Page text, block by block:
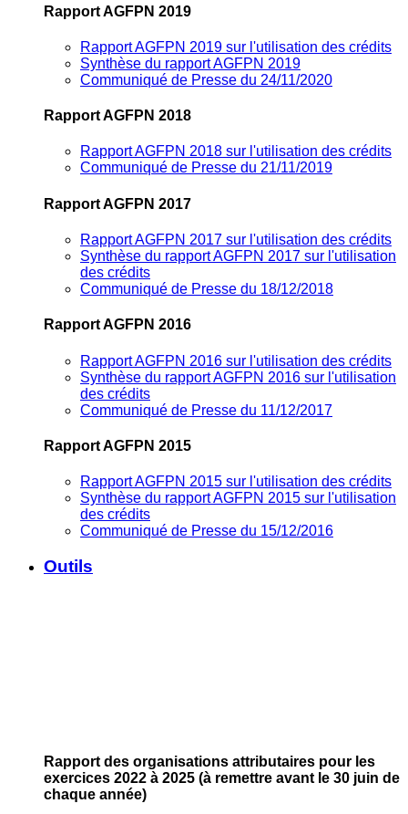
Rapport AGFPN 2019
Rapport AGFPN 2019 sur l'utilisation des crédits
Synthèse du rapport AGFPN 2019
Communiqué de Presse du 24/11/2020
Rapport AGFPN 2018
Rapport AGFPN 2018 sur l'utilisation des crédits
Communiqué de Presse du 21/11/2019
Rapport AGFPN 2017
Rapport AGFPN 2017 sur l'utilisation des crédits
Synthèse du rapport AGFPN 2017 sur l'utilisation
des crédits
Communiqué de Presse du 18/12/2018
Rapport AGFPN 2016
Rapport AGFPN 2016 sur l'utilisation des crédits
Synthèse du rapport AGFPN 2016 sur l'utilisation
des crédits
Communiqué de Presse du 11/12/2017
Rapport AGFPN 2015
Rapport AGFPN 2015 sur l'utilisation des crédits
Synthèse du rapport AGFPN 2015 sur l'utilisation
des crédits
Communiqué de Presse du 15/12/2016
Outils
Rapport des organisations attributaires pour les
exercices 2022 à 2025 (à remettre avant le 30 juin de
chaque année)